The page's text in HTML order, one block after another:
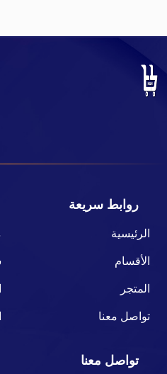
روابط سريعة
الرئيسية
الأقسام
المتجر
تواصل معنا
تواصل معنا